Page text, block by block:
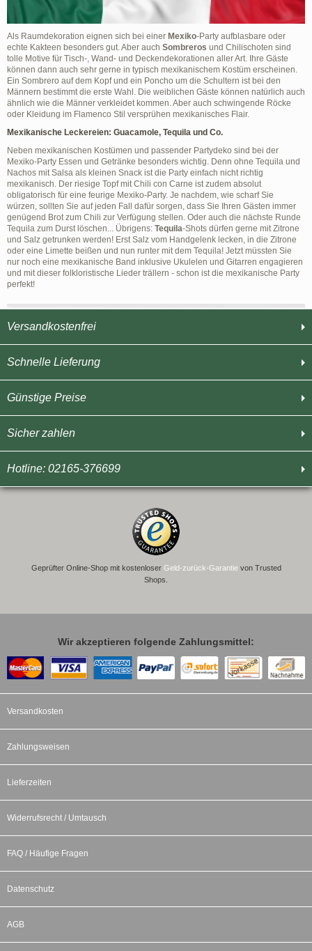
Versandkostenfrei
Schnelle Lieferung
Günstige Preise
Sicher zahlen
Hotline: 02165-376699
Als Raumdekoration eignen sich bei einer Mexiko-Party aufblasbare oder
echte Kakteen besonders gut. Aber auch Sombreros und Chilischoten sind
tolle Motive für Tisch-, Wand- und Deckendekorationen aller Art. Ihre Gäste
können dann auch sehr gerne in typisch mexikanischem Kostüm erscheinen.
Ein Sombrero auf dem Kopf und ein Poncho um die Schultern ist bei den
Männern bestimmt die erste Wahl. Die weiblichen Gäste können natürlich auch
ähnlich wie die Männer verkleidet kommen. Aber auch schwingende Röcke
oder Kleidung im Flamenco Stil versprühen mexikanisches Flair.
Mexikanische Leckereien: Guacamole, Tequila und Co.
Neben mexikanischen Kostümen und passender Partydeko sind bei der
Mexiko-Party Essen und Getränke besonders wichtig. Denn ohne Tequila und
Nachos mit Salsa als kleinen Snack ist die Party einfach nicht richtig
mexikanisch. Der riesige Topf mit Chili con Carne ist zudem absolut
obligatorisch für eine feurige Mexiko-Party. Je nachdem, wie scharf Sie
würzen, sollten Sie auf jeden Fall dafür sorgen, dass Sie Ihren Gästen immer
genügend Brot zum Chili zur Verfügung stellen. Oder auch die nächste Runde
Tequila zum Durst löschen... Übrigens: Tequila-Shots dürfen gerne mit Zitrone
und Salz getrunken werden! Erst Salz vom Handgelenk lecken, in die Zitrone
oder eine Limette beißen und nun runter mit dem Tequila! Jetzt müssten Sie
nur noch eine mexikanische Band inklusive Ukulelen und Gitarren engagieren
und mit dieser folkloristische Lieder trällern - schon ist die mexikanische Party
perfekt!
Geprüfter Online-Shop mit kostenloser Geld-zurück-Garantievon Trusted
Shops.
Wir akzeptieren folgende Zahlungsmittel:
Versandkosten
Zahlungsweisen
Lieferzeiten
Widerrufsrecht / Umtausch
FAQ / Häufige Fragen
Datenschutz
AGB